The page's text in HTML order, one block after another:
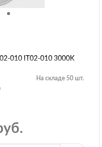
010 IT02-010 3000K
На складе 50 шт.